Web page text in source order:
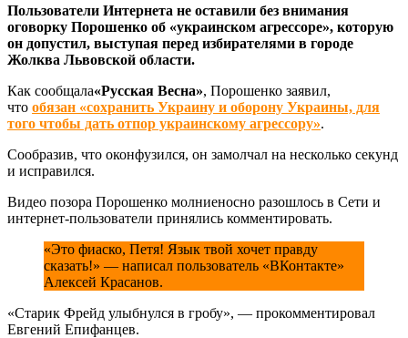
Пользователи Интернета не оставили без внимания
оговорку Порошенко об «украинском агрессоре», которую
он допустил, выступая перед избирателями в городе
Жолква Львовской области.
Как сообщала«Русская Весна», Порошенко заявил,
что обязан «сохранить Украину и оборону Украины, для
того чтобы дать отпор украинскому агрессору».
Сообразив, что оконфузился, он замолчал на несколько секунд
и исправился.
Видео позора Порошенко молниеносно разошлось в Сети и
интернет-пользователи принялись комментировать.
«Это фиаско, Петя! Язык твой хочет правду
сказать!» — написал пользователь «ВКонтакте»
Алексей Красанов.
«Старик Фрейд улыбнулся в гробу», — прокомментировал
Евгений Епифанцев.